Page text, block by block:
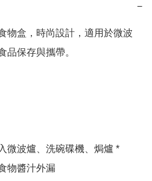
−
物盒，時尚設計，適用於微波
品保存與攜帶。
微波爐、洗碗碟機、焗爐 *
物醬汁外漏